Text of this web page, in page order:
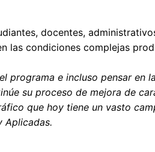
docentes,
las condiciones complejas
programa e incluso pensar
su proceso de mejora de
que hoy tiene un vasto
Aplicadas.